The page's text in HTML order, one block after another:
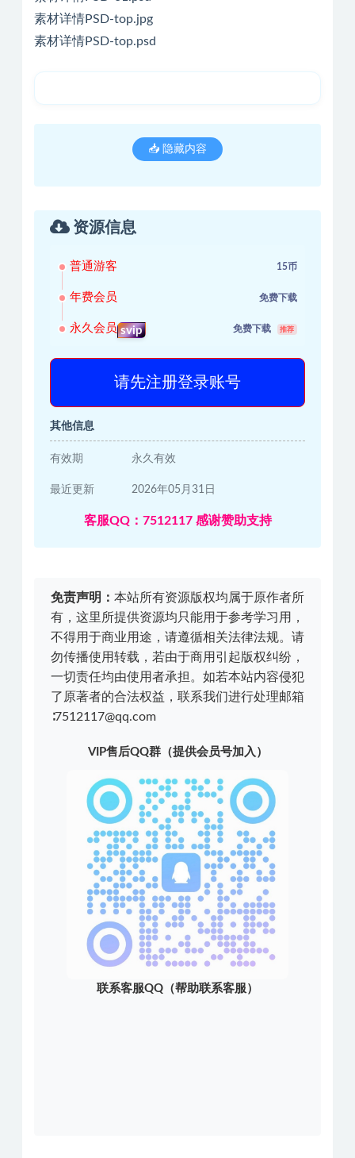
素材详情PSD-top.jpg
素材详情PSD-top.psd
📥 隐藏内容
资源信息
普通游客 15币
年费会员 免费下载
永久会员 svip 免费下载 推荐
请先注册登录账号
其他信息
有效期 永久有效
最近更新 2026年05月31日
客服QQ：7512117 感谢赞助支持
免责声明： 本站所有资源版权均属于原作者所
有，这里所提供资源均只能用于参考学习用，
不得用于商业用途，请遵循相关法律法规。请
勿传播使用转载，若由于商用引起版权纠纷，
一切责任均由使用者承担。如若本站内容侵犯
了原著者的合法权益，联系我们进行处理邮箱
∶7512117@qq.com
VIP售后QQ群（提供会员号加入）
联系客服QQ（帮助联系客服）